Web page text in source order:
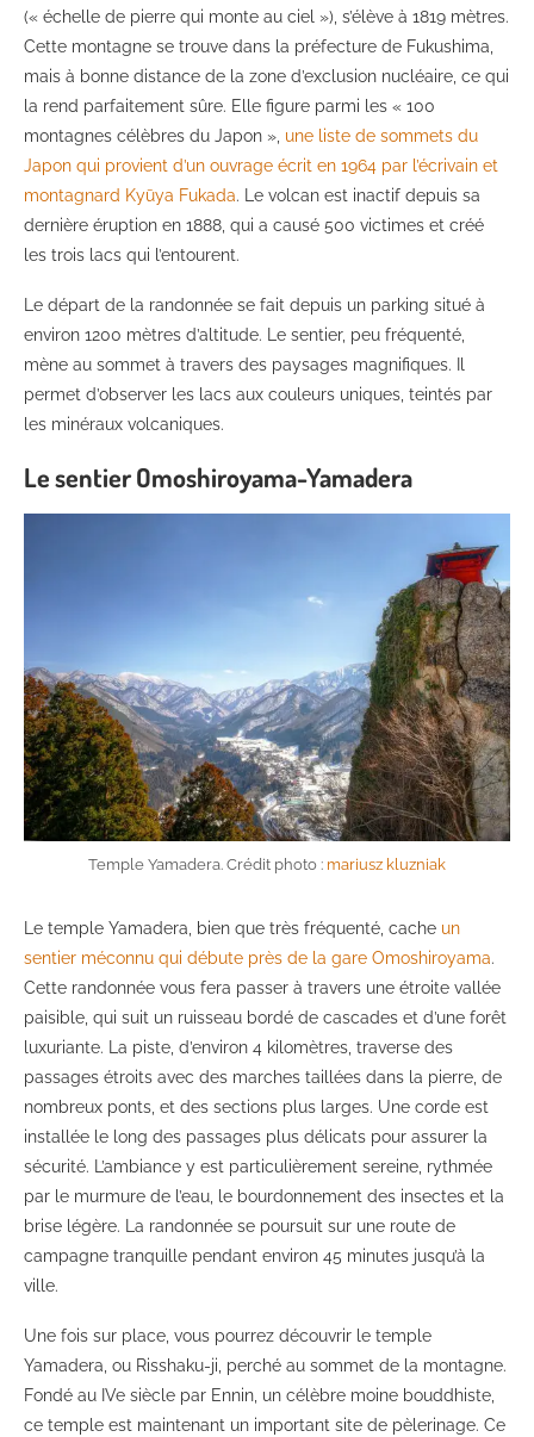
(« échelle de pierre qui monte au ciel »), s’élève à 1819 mètres.
Cette montagne se trouve dans la préfecture de Fukushima,
mais à bonne distance de la zone d’exclusion nucléaire, ce qui
la rend parfaitement sûre. Elle figure parmi les « 100
montagnes célèbres du Japon », une liste de sommets du
Japon qui provient d’un ouvrage écrit en 1964 par l’écrivain et
montagnard Kyūya Fukada. Le volcan est inactif depuis sa
dernière éruption en 1888, qui a causé 500 victimes et créé
les trois lacs qui l’entourent.
Le départ de la randonnée se fait depuis un parking situé à
environ 1200 mètres d’altitude. Le sentier, peu fréquenté,
mène au sommet à travers des paysages magnifiques. Il
permet d’observer les lacs aux couleurs uniques, teintés par
les minéraux volcaniques.
Le sentier Omoshiroyama-Yamadera
Temple Yamadera. Crédit photo : mariusz kluzniak
Le temple Yamadera, bien que très fréquenté, cache un
sentier méconnu qui débute près de la gare Omoshiroyama.
Cette randonnée vous fera passer à travers une étroite vallée
paisible, qui suit un ruisseau bordé de cascades et d’une forêt
luxuriante. La piste, d’environ 4 kilomètres, traverse des
passages étroits avec des marches taillées dans la pierre, de
nombreux ponts, et des sections plus larges. Une corde est
installée le long des passages plus délicats pour assurer la
sécurité. L’ambiance y est particulièrement sereine, rythmée
par le murmure de l’eau, le bourdonnement des insectes et la
brise légère. La randonnée se poursuit sur une route de
campagne tranquille pendant environ 45 minutes jusqu’à la
ville.
Une fois sur place, vous pourrez découvrir le temple
Yamadera, ou Risshaku-ji, perché au sommet de la montagne.
Fondé au IVe siècle par Ennin, un célèbre moine bouddhiste,
ce temple est maintenant un important site de pèlerinage. Ce